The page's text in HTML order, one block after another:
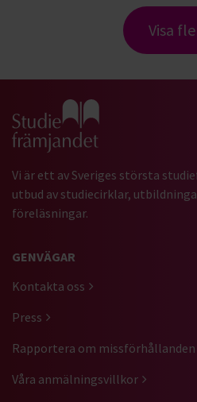
Visa
Gå till studiefrämjandets startsida
Vi är ett av Sveriges största
utbud av studiecirklar,
föreläsningar.
GENVÄGAR
Kontakta oss
Press
Rapportera om missförhållanden
Våra anmälningsvillkor